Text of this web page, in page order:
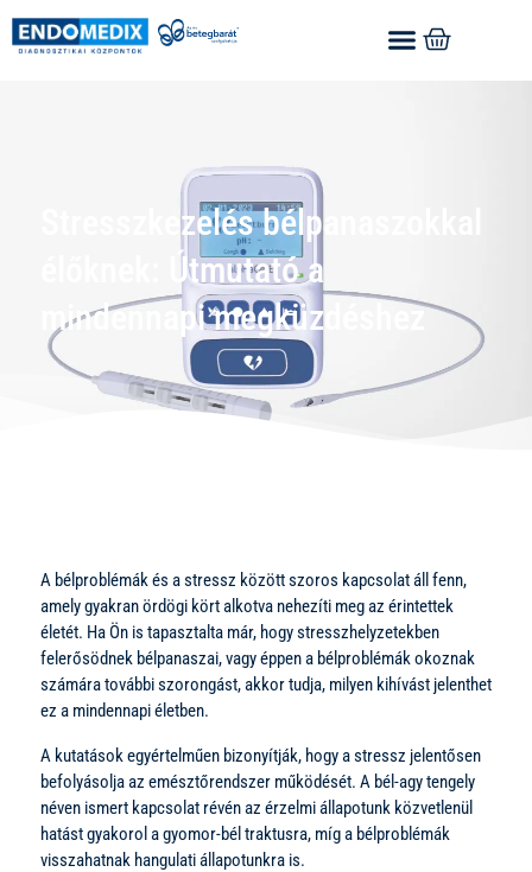
Stresszkezelés bélpanaszokkal
élőknek: Útmutató a
mindennapi megküzdéshez
A bélproblémák és a stressz között szoros kapcsolat áll fenn,
amely gyakran ördögi kört alkotva nehezíti meg az érintettek
életét. Ha Ön is tapasztalta már, hogy stresszhelyzetekben
felerősödnek bélpanaszai, vagy éppen a bélproblémák okoznak
számára további szorongást, akkor tudja, milyen kihívást jelenthet
ez a mindennapi életben.
A kutatások egyértelműen bizonyítják, hogy a stressz jelentősen
befolyásolja az emésztőrendszer működését. A bél-agy tengely
néven ismert kapcsolat révén az érzelmi állapotunk közvetlenül
hatást gyakorol a gyomor-bél traktusra, míg a bélproblémák
visszahatnak hangulati állapotunkra is.